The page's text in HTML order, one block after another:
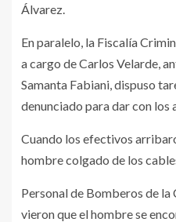
Álvarez.
En paralelo, la Fiscalía
a cargo de Carlos Velarde,
Samanta Fabiani, dispuso
denunciado para dar con los
Cuando los efectivos
hombre colgado de los
Personal de Bomberos de
vieron que el hombre se